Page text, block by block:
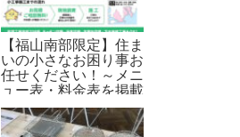
【福山南部限定】住ま
いの小さなお困り事お
任せください！～メニ
ュー表・料金表を掲載